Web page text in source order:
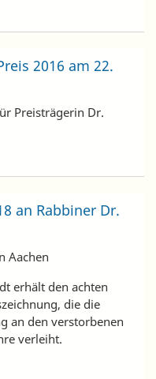
2016 am 22.
Preisträgerin Dr.
an Rabbiner Dr.
Aachen
erhält den achten
die die
an den verstorbenen
verleiht.